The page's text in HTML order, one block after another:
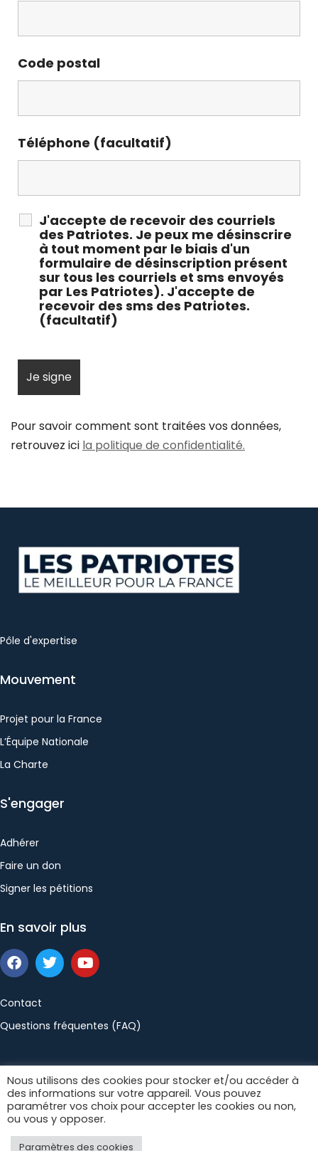
Code postal
Téléphone (facultatif)
J'accepte de recevoir des courriels
des Patriotes. Je peux me désinscrire
à tout moment par le biais d'un
formulaire de désinscription présent
sur tous les courriels et sms envoyés
par Les Patriotes). J'accepte de
recevoir des sms des Patriotes.
(facultatif)
Pour savoir comment sont traitées vos données,
retrouvez ici la politique de confidentialité.
Pôle d'expertise
Mouvement
Projet pour la France
L’Équipe Nationale
La Charte
S'engager
Adhérer
Faire un don
Signer les pétitions
En savoir plus
Contact
Questions fréquentes (FAQ)
Politique de confidentialité Mentions légales
Conditions générales de vente
Nous utilisons des cookies pour stocker et/ou accéder à
des informations sur votre appareil. Vous pouvez
paramétrer vos choix pour accepter les cookies ou non,
ou vous y opposer.
Paramètres des cookies